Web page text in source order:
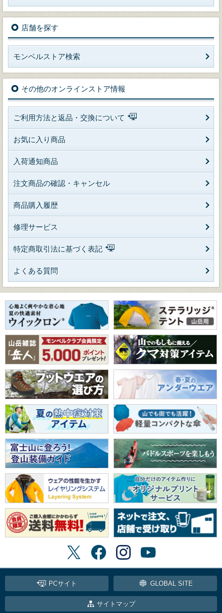
店舗を探す
モンベルストア検索
その他のオンラインストア情報
ご利用方法と返品・交換について
お気に入り商品
入荷通知商品
注文商品の確認・キャンセル
商品購入履歴
修理サービス
特定商取引法に基づく表記
よくある質問
PCサイト GLOBAL SITE
サイトマップ